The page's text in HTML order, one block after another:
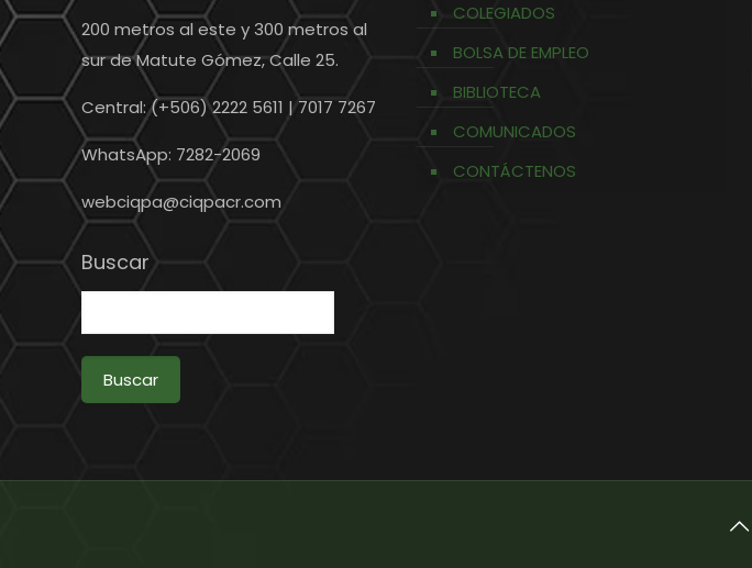
200 metros al este y 300 metros al
sur de Matute Gómez, Calle 25.
Central: (+506) 2222 5611 | 7017 7267
WhatsApp: 7282-2069
webciqpa@ciqpacr.com
Buscar
Buscar
COLEGIADOS
BOLSA DE EMPLEO
BIBLIOTECA
COMUNICADOS
CONTÁCTENOS